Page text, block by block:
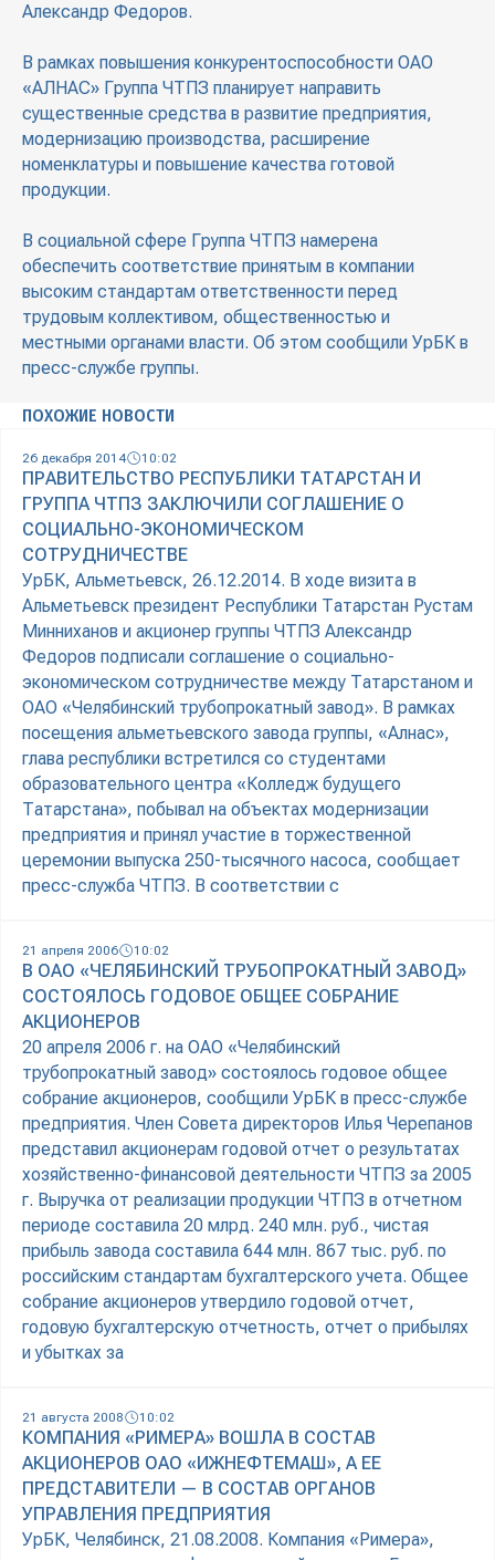
Александр Федоров.
В рамках повышения конкурентоспособности ОАО
«АЛНАС» Группа ЧТПЗ планирует направить
существенные средства в развитие предприятия,
модернизацию производства, расширение
номенклатуры и повышение качества готовой
продукции.
В социальной сфере Группа ЧТПЗ намерена
обеспечить соответствие принятым в компании
высоким стандартам ответственности перед
трудовым коллективом, общественностью и
местными органами власти. Об этом сообщили УрБК в
пресс-службе группы.
ПОХОЖИЕ НОВОСТИ
26 декабря 2014 10:02
ПРАВИТЕЛЬСТВО РЕСПУБЛИКИ ТАТАРСТАН И
ГРУППА ЧТПЗ ЗАКЛЮЧИЛИ СОГЛАШЕНИЕ О
СОЦИАЛЬНО-ЭКОНОМИЧЕСКОМ
СОТРУДНИЧЕСТВЕ
УрБК, Альметьевск, 26.12.2014. В ходе визита в
Альметьевск президент Республики Татарстан Рустам
Минниханов и акционер группы ЧТПЗ Александр
Федоров подписали соглашение о социально-
экономическом сотрудничестве между Татарстаном и
ОАО «Челябинский трубопрокатный завод». В рамках
посещения альметьевского завода группы, «Алнас»,
глава республики встретился со студентами
образовательного центра «Колледж будущего
Татарстана», побывал на объектах модернизации
предприятия и принял участие в торжественной
церемонии выпуска 250-тысячного насоса, сообщает
пресс-служба ЧТПЗ. В соответствии с
21 апреля 2006 10:02
В ОАО «ЧЕЛЯБИНСКИЙ ТРУБОПРОКАТНЫЙ ЗАВОД»
СОСТОЯЛОСЬ ГОДОВОЕ ОБЩЕЕ СОБРАНИЕ
АКЦИОНЕРОВ
20 апреля 2006 г. на ОАО «Челябинский
трубопрокатный завод» состоялось годовое общее
собрание акционеров, сообщили УрБК в пресс-службе
предприятия. Член Совета директоров Илья Черепанов
представил акционерам годовой отчет о результатах
хозяйственно-финансовой деятельности ЧТПЗ за 2005
г. Выручка от реализации продукции ЧТПЗ в отчетном
периоде составила 20 млрд. 240 млн. руб., чистая
прибыль завода составила 644 млн. 867 тыс. руб. по
российским стандартам бухгалтерского учета. Общее
собрание акционеров утвердило годовой отчет,
годовую бухгалтерскую отчетность, отчет о прибылях
и убытках за
21 августа 2008 10:02
КОМПАНИЯ «РИМЕРА» ВОШЛА В СОСТАВ
АКЦИОНЕРОВ ОАО «ИЖНЕФТЕМАШ», А ЕЕ
ПРЕДСТАВИТЕЛИ — В СОСТАВ ОРГАНОВ
УПРАВЛЕНИЯ ПРЕДПРИЯТИЯ
УрБК, Челябинск, 21.08.2008. Компания «Римера»,